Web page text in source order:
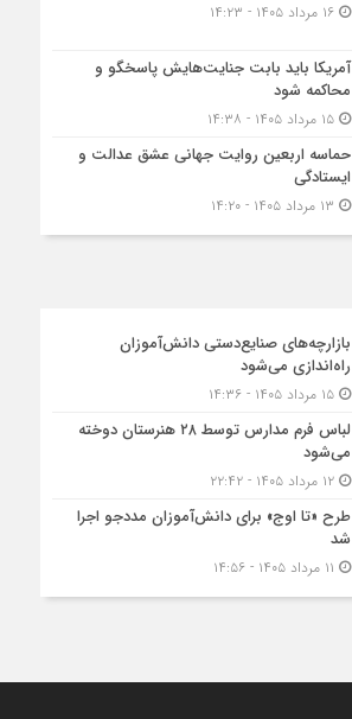
۱۶ مرداد ۱۴۰۵ - ۱۴:۲۳
آمریکا باید بابت جنایت‌هایش پاسخگو و
محاکمه شود
۱۵ مرداد ۱۴۰۵ - ۱۴:۳۸
حماسه اربعین روایت جهانی عشق عدالت و
ایستادگی
بازارچه‌های صنایع‌دستی دانش‌آموزان
راه‌اندازی می‌شود
۱۵ مرداد ۱۴۰۵ - ۱۴:۳۶
لباس فرم مدارس توسط ۲۸ هنرستان‌ دوخته
می‌شود
۱۲ مرداد ۱۴۰۵ - ۲۲:۴۲
طرح «تا اوج» برای دانش‌آموزان مددجو اجرا
شد